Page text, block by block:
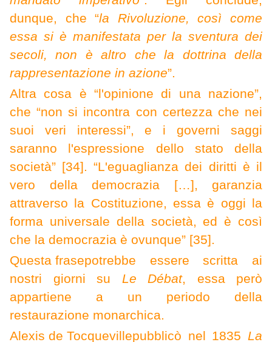
dunque, che “la Rivoluzione, così come
essa si è manifestata per la sventura dei
secoli, non è altro che la dottrina della
rappresentazione in azione”.
Altra cosa è “l'opinione di una nazione”,
che “non si incontra con certezza che nei
suoi veri interessi”, e i governi saggi
saranno l'espressione dello stato della
società” [34]. “L'eguaglianza dei diritti è il
vero della democrazia […], garanzia
attraverso la Costituzione, essa è oggi la
forma universale della società, ed è così
che la democrazia è ovunque” [35].
Questa frasepotrebbe essere scritta ai
nostri giorni su Le Débat, essa però
appartiene a un periodo della
restaurazione monarchica.
Alexis de Tocquevillepubblicò nel 1835 La